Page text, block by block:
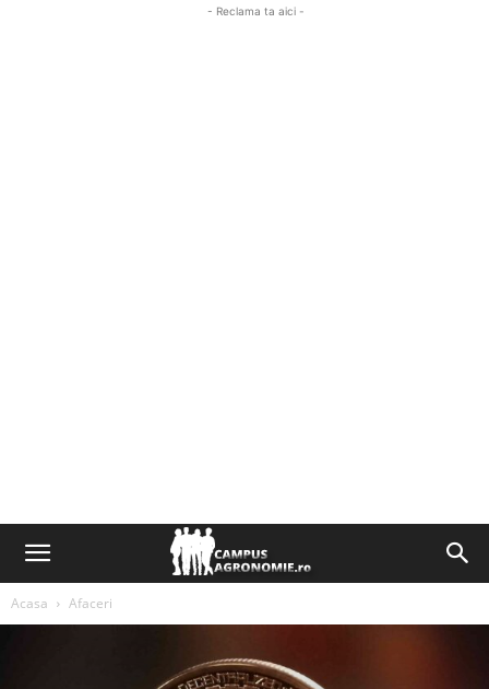
- Reclama ta aici -
Acasa Afaceri